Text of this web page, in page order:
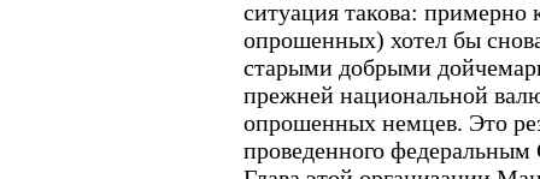
ситуация такова:
опрошенных) хотел бы
старыми добрыми
прежней национальной
опрошенных немцев. Это
проведенного